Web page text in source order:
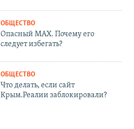
ОБЩЕСТВО
Опасный MAX. Почему его
следует избегать?
ОБЩЕСТВО
Что делать, если сайт
Крым.Реалии заблокировали?